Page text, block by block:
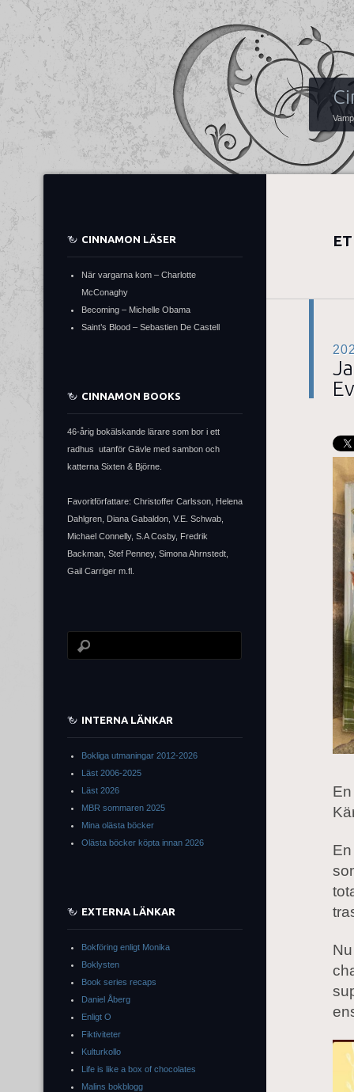
CINNAMON LÄSER
När vargarna kom – Charlotte
McConaghy
Becoming – Michelle Obama
Saint’s Blood – Sebastien De Castell
CINNAMON BOOKS
46-årig bokälskande lärare som bor i ett
radhus utanför Gävle med sambon och
katterna Sixten & Björne.
Favoritförfattare: Christoffer Carlsson, Helena
Dahlgren, Diana Gabaldon, V.E. Schwab,
Michael Connelly, S.A Cosby, Fredrik
Backman, Stef Penney, Simona Ahrnstedt,
Gail Carriger m.fl.
INTERNA LÄNKAR
Bokliga utmaningar 2012-2026
Läst 2006-2025
Läst 2026
MBR sommaren 2025
Mina olästa böcker
Olästa böcker köpta innan 2026
EXTERNA LÄNKAR
Bokföring enligt Monika
Boklysten
Book series recaps
Daniel Åberg
Enligt O
Fiktiviteter
Kulturkollo
Life is like a box of chocolates
Malins bokblogg